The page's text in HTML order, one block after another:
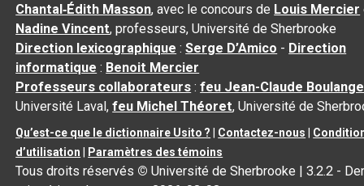
Chantal‑Édith Masson, avec le concours de Louis Mercier
Nadine Vincent, professeurs, Université de Sherbrooke
Direction lexicographique :Serge D’Amico - Direction
informatique : Benoit Mercier
Professeurs collaborateurs :feu Jean-Claude
Université Laval,feu Michel Théoret, Université de
Qu’est-ce que le dictionnaire Usito ? Contactez-nous
d’utilisation
Paramètres des témoins
Tous droits réservés © Université de Sherbrooke |3.2.2 -